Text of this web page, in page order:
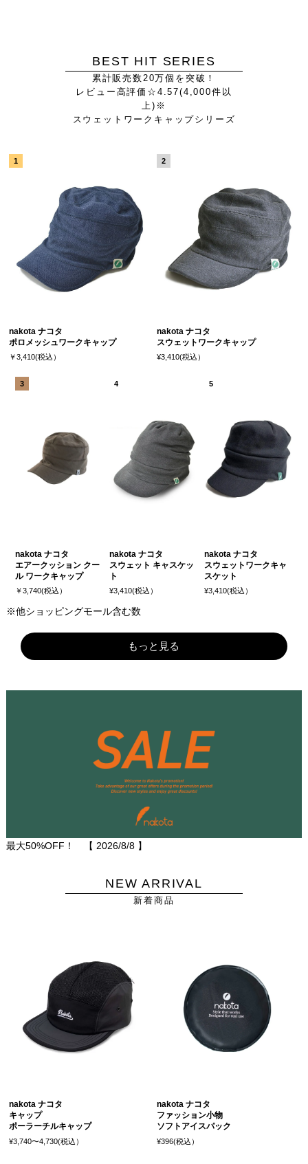
BEST HIT SERIES
累計販売数20万個を突破！
レビュー高評価☆4.57(4,000件以
上)※
スウェットワークキャップシリーズ
nakota ナコタ
ポロメッシュワークキャップ
￥3,410(税込）
nakota ナコタ
スウェットワークキャップ
¥3,410(税込）
nakota ナコタ
エアークッション クー
ル ワークキャップ
￥3,740(税込）
nakota ナコタ
スウェット キャスケッ
ト
¥3,410(税込）
nakota ナコタ
スウェットワークキャ
スケット
¥3,410(税込）
※他ショッピングモール含む数
もっと見る
最大50%OFF！ 【 2026/8/8】
NEW ARRIVAL
新着商品
nakota ナコタ
キャップ
ポーラーチルキャップ
¥3,740〜4,730(税込）
nakota ナコタ
ファッション小物
ソフトアイスパック
¥396(税込）